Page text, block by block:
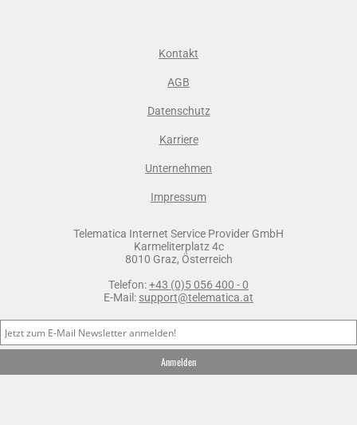
Kontakt
AGB
Datenschutz
Karriere
Unternehmen
Impressum
Telematica Internet Service Provider GmbH
Karmeliterplatz 4c
8010 Graz, Österreich
Telefon:+43 (0)5 056 400 - 0
E-Mail: support@telematica.at